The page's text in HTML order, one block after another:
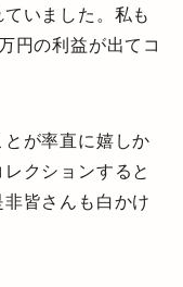
いました。私も
円の利益が出てコ
が率直に嬉しか
クションすると
皆さんも白かけ